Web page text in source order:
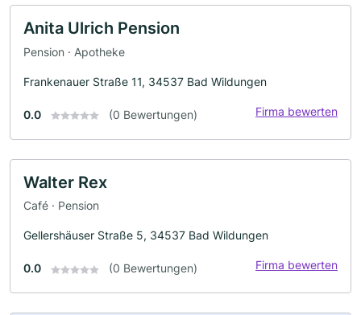
Anita Ulrich Pension
Pension · Apotheke
Frankenauer Straße 11, 34537 Bad Wildungen
0.0 (0 Bewertungen) Firma bewerten
Walter Rex
Café · Pension
Gellershäuser Straße 5, 34537 Bad Wildungen
0.0 (0 Bewertungen) Firma bewerten